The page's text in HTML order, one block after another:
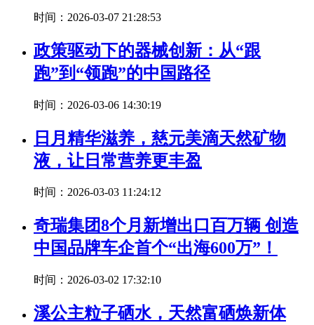
时间：2026-03-07 21:28:53
政策驱动下的器械创新：从“跟
跑”到“领跑”的中国路径
时间：2026-03-06 14:30:19
日月精华滋养，慈元美滴天然矿物
液，让日常营养更丰盈
时间：2026-03-03 11:24:12
奇瑞集团8个月新增出口百万辆 创造
中国品牌车企首个“出海600万”！
时间：2026-03-02 17:32:10
溪公主粒子硒水，天然富硒焕新体